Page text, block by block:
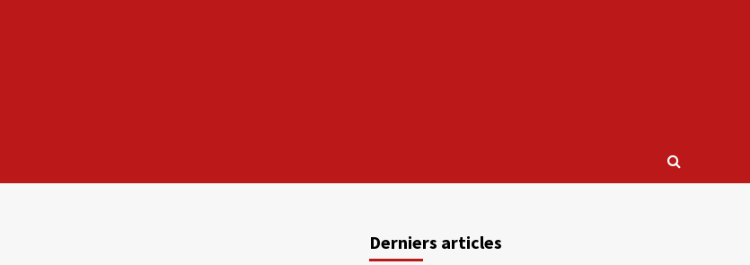
Derniers articles